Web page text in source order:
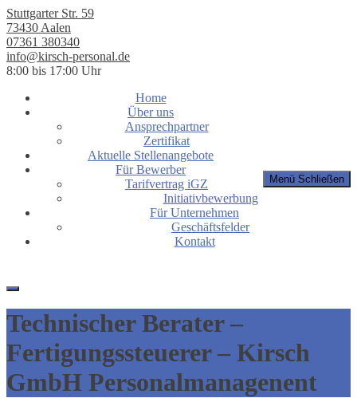
Stuttgarter Str. 59
73430 Aalen
07361 380340
info@kirsch-personal.de
8:00 bis 17:00 Uhr
Menü Schließen
Home
Über uns
Ansprechpartner
Zertifikat
Aktuelle Stellenangebote
Für Bewerber
Tarifvertrag iGZ
Initiativbewerbung
Für Unternehmen
Geschäftsfelder
Kontakt
Technischer Berater –
Fertigungs­steuerer – Kirsch
GmbH Personalmanagenent